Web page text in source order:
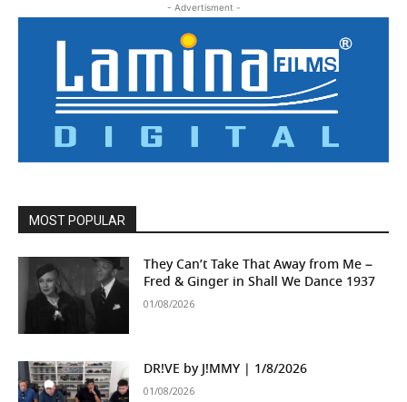
- Advertisment -
MOST POPULAR
They Can’t Take That Away from Me –
Fred & Ginger in Shall We Dance 1937
01/08/2026
DR!VE by J!MMY | 1/8/2026
01/08/2026